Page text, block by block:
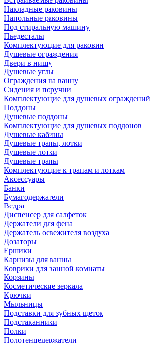
Накладные раковины
Напольные раковины
Под стиральную машину
Пьедесталы
Комплектующие для раковин
Душевые ограждения
Двери в нишу
Душевые углы
Ограждения на ванну
Сидения и поручни
Комплектующие для душевых ограждений
Поддоны
Душевые поддоны
Комплектующие для душевых поддонов
Душевые кабины
Душевые трапы, лотки
Душевые лотки
Душевые трапы
Комплектующие к трапам и лоткам
Аксессуары
Банки
Бумагодержатели
Ведра
Диспенсер для салфеток
Держатели для фена
Держатель освежителя воздуха
Дозаторы
Ершики
Карнизы для ванны
Коврики для ванной комнаты
Корзины
Косметические зеркала
Крючки
Мыльницы
Подставки для зубных щеток
Подстаканники
Полки
Полотенцедержатели